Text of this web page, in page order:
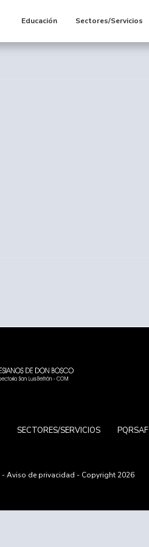
Educación Sectores/Servicios
SECTORES/SERVICIOS PQRSAF
-Aviso de privacidad - Copyright 2026